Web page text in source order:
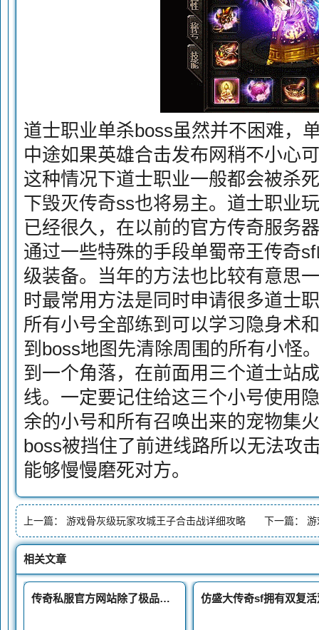
道士职业单杀boss虽然并不困难，
中途如果英雄合击发布网稍不小心
这种情况下道士职业一般都会被杀
下毁灭传奇ss也将易主。道士职业
已经很久，在以前的官方传奇服务
通过一些特殊的手段单蜀帝王传奇
级装备。当年的方法也比较有意思
时最常用方法是同时申请很多道士
所有小号全部练到可以学习隐身术
到boss地图先清除周围的所有小怪
到一个角落，在前面用三个道士站
线。一定要记住给这三个小号使用
余的小号和所有召唤出来的宠物集
boss被挡住了前进线路所以无法攻
能够慢慢磨死对方。
上一篇： 游戏骨灰级玩家攻城王子合击战详细攻略 下一篇： 游
相关文章
传奇私服官方网站除了极品大勇以外还有四种高防御BOSS